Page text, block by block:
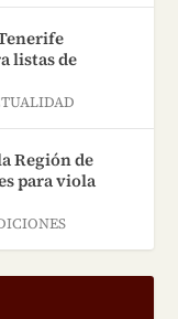
listas de
Región de
para viola